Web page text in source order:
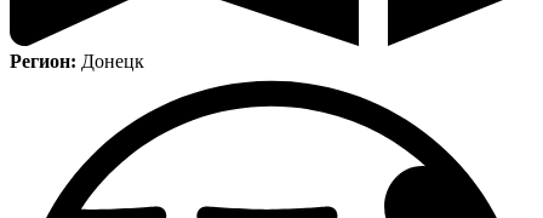
Регион: Донецк